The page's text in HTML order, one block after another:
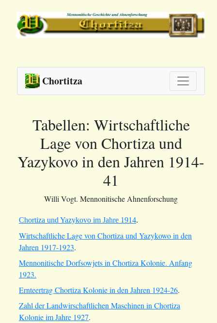
Chortitza
Tabellen: Wirtschaftliche
Lage von Chortiza und
Yazykovo in den Jahren 1914-
41
Willi Vogt. Mennonitische Ahnenforschung
Chortiza und Yazykovo im Jahre 1914.
Wirtschaftliche Lage von Chortiza und Yazykowo in den
Jahren 1917-1923.
Mennonitische Dorfsowjets in Chortiza Kolonie. Anfang
1923.
Ernteertrag Chortiza Kolonie in den Jahren 1924-26.
Zahl der Landwirschaftlichen Maschinen in Chortiza
Kolonie im Jahre 1927.